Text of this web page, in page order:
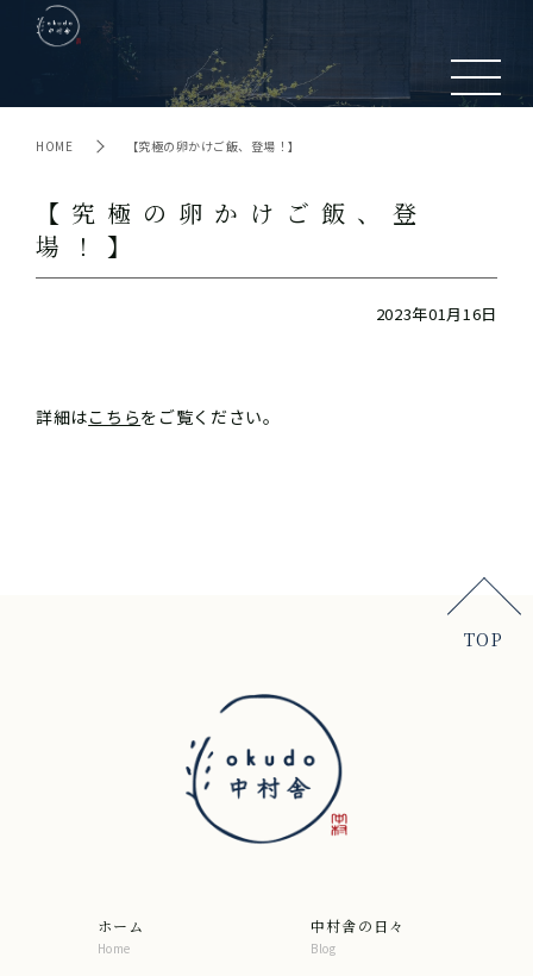
HOME 【究極の卵かけご飯、登場！】
【究極の卵かけご飯、登
場！】
2023年01月16日
詳細はこちらをご覧ください。
TOP
ホーム
Home
中村舎の日々
Blog